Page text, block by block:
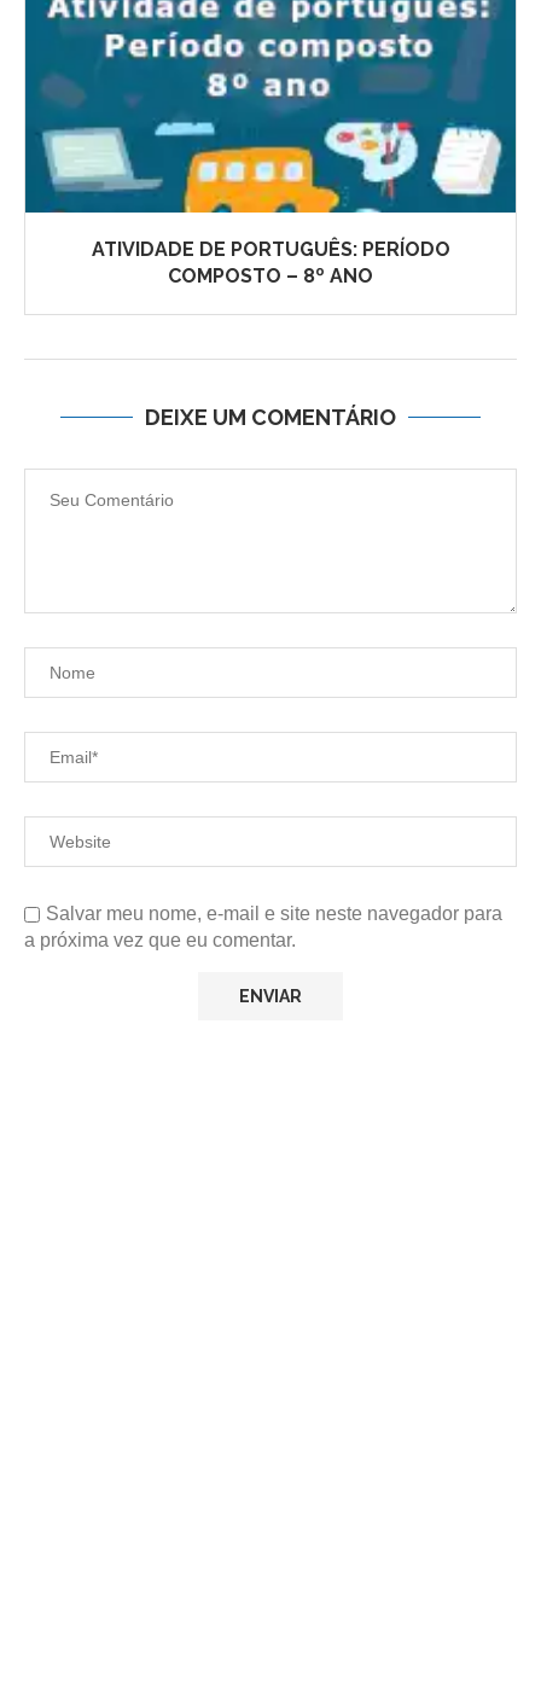
ATIVIDADE DE PORTUGUÊS: PERÍODO
COMPOSTO – 8º ANO
DEIXE UM COMENTÁRIO
Salvar meu nome, e-mail e site neste navegador para
a próxima vez que eu comentar.